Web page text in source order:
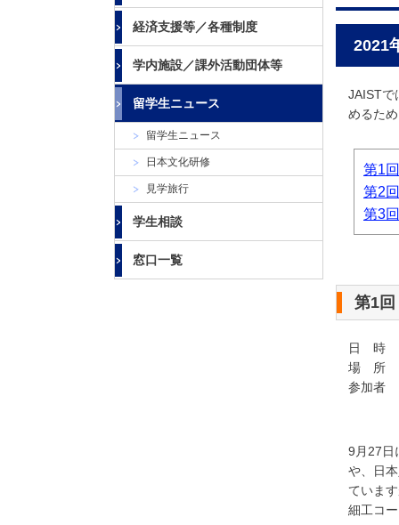
学
技
術
大
学
院
学
経済支援等／各種制度
学内施設／課外活動団体等
留学生ニュース
留学生ニュース
日本文化研修
見学旅行
学生相談
窓口一覧
2021
JAISTで
めるた
第1
第2
第3
第1回
日 時
場 所
参加
日
9月27日
や、日
ていま
細工コ